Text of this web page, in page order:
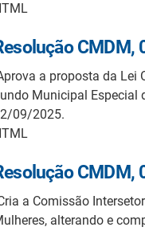
a proposta da Lei
Municipal Especial
09/2025.
a Comissão
alterando e